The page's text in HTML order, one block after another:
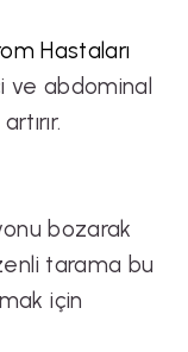
Hastaları
ve abdominal
bozarak
tarama bu
için